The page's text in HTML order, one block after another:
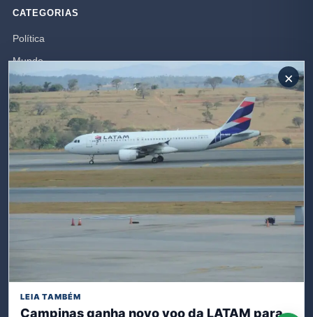
CATEGORIAS
Política
Mundo
Campos dos Goytacazes
Brasil
Opinião
Polícia
Rio de Janeiro
SIGA-NOS
Receba nossas publicações
Inscreva-se
×
LEIA TAMBÉM
Campinas ganha novo voo da LATAM para